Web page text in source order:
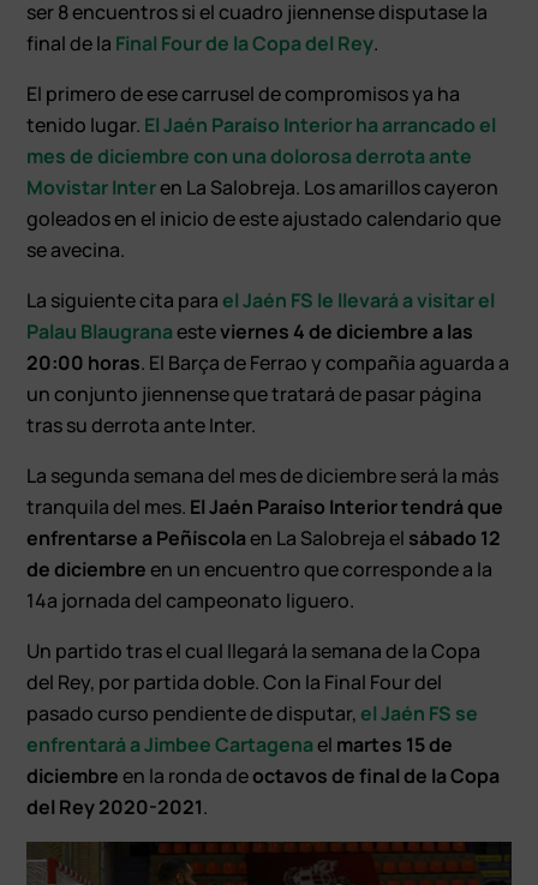
ser 8 encuentros si el cuadro jiennense disputase la
final de la Final Four de la Copa del Rey.
El primero de ese carrusel de compromisos ya ha
tenido lugar. El Jaén Paraíso Interior ha arrancado el
mes de diciembre con una dolorosa derrota ante
Movistar Interen La Salobreja. Los amarillos cayeron
goleados en el inicio de este ajustado calendario que
se avecina.
La siguiente cita parael Jaén FS le llevará a visitar el
Palau Blaugranaesteviernes 4 de diciembre a las
20:00 horas. El Barça de Ferrao y compañía aguarda a
un conjunto jiennense que tratará de pasar página
tras su derrota ante Inter.
La segunda semana del mes de diciembre será la más
tranquila del mes. El Jaén Paraíso Interior tendrá que
enfrentarse a Peñíscolaen La Salobreja el sábado 12
de diciembreen un encuentro que corresponde a la
14ª jornada del campeonato liguero.
Un partido tras el cual llegará la semana de la Copa
del Rey, por partida doble. Con la Final Four del
pasado curso pendiente de disputar,el Jaén FS se
enfrentará a Jimbee Cartagenael martes 15 de
diciembreen la ronda deoctavos de final de la Copa
del Rey 2020-2021.